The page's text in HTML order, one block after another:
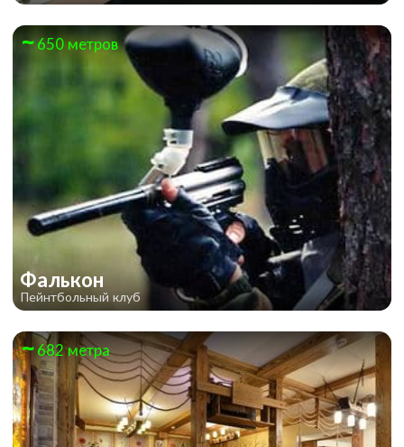
650 метров
Фалькон
Пейнтбольный клуб
682 метра